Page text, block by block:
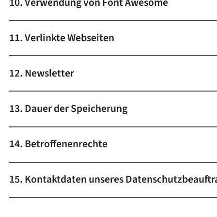
11. Verlinkte Webseiten
12. Newsletter
13. Dauer der Speicherung
14. Betroffenenrechte
15. Kontaktdaten unseres